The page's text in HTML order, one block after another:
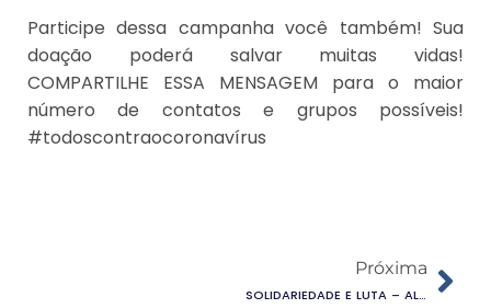
Participe dessa campanha você também! Sua
doação poderá salvar muitas vidas!
COMPARTILHE ESSA MENSAGEM para o maior
número de contatos e grupos possíveis!
#todoscontraocoronavírus
Próxima
SOLIDARIEDADE E LUTA – ALIMENTOS PARA QUEM PRECISA (Encerrada)